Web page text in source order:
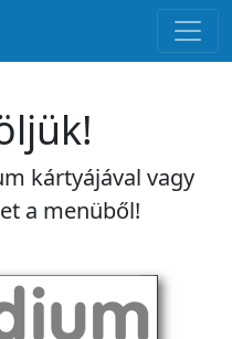
kártyájával vagy
a menüből!